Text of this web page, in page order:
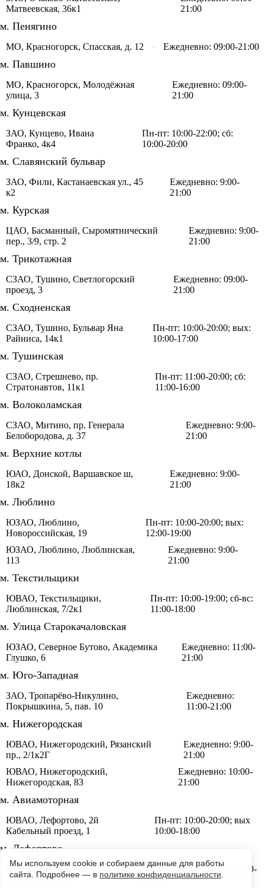
Матвеевская, 36к1
21:00
м. Пенягино
МО, Красногорск, Спасская, д. 12 Ежедневно: 09:00-21:00
м. Павшино
МО, Красногорск, Молодёжная
улица, 3
Ежедневно: 09:00-
21:00
м. Кунцевская
ЗАО, Кунцево, Ивана
Франко, 4к4
Пн-пт: 10:00-22:00; сб:
10:00-20:00
м. Славянский бульвар
ЗАО, Фили, Кастанаевская ул., 45
к2
Ежедневно: 9:00-
21:00
м. Курская
ЦАО, Басманный, Сыромятнический
пер., 3/9, стр. 2
Ежедневно: 9:00-
21:00
м. Трикотажная
СЗАО, Тушино, Светлогорский
проезд, 3
Ежедневно: 09:00-
21:00
м. Сходненская
СЗАО, Тушино, Бульвар Яна
Райниса, 14к1
Пн-пт: 10:00-20:00; вых:
10:00-17:00
м. Тушинская
СЗАО, Стрешнево, пр.
Стратонавтов, 11к1
Пн-пт: 11:00-20:00; сб:
11:00-16:00
м. Волоколамская
СЗАО, Митино, пр. Генерала
Белобородова, д. 37
Ежедневно: 9:00-
21:00
м. Верхние котлы
ЮАО, Донской, Варшавское ш,
18к2
Ежедневно: 9:00-
21:00
м. Люблино
ЮЗАО, Люблино,
Новороссийская, 19
Пн-пт: 10:00-20:00; вых:
12:00-19:00
ЮЗАО, Люблино, Люблинская,
113
Ежедневно: 9:00-
21:00
м. Текстильщики
ЮВАО, Текстильщики,
Люблинская, 7/2к1
Пн-пт: 10:00-19:00; сб-вс:
11:00-18:00
м. Улица Старокачаловская
ЮЗАО, Северное Бутово, Академика
Глушко, 6
Ежедневно: 11:00-
21:00
м. Юго-Западная
ЗАО, Тропарёво-Никулино,
Покрышкина, 5, пав. 10
Ежедневно:
11:00-21:00
м. Нижегородская
ЮВАО, Нижегородский, Рязанский
пр., 2/1к2Г
Ежедневно: 9:00-
21:00
ЮВАО, Нижегородский,
Нижегородская, 83
Ежедневно: 10:00-
21:00
м. Авиамоторная
ЮВАО, Лефортово, 2й
Кабельный проезд, 1
Пн-пт: 10:00-20:00; вых
10:00-18:00
м. Лефортово
ВАО, Лефортово,
Сторожевая, 29
Пн-пт: 8:00-22:00; вых: 9:00-
22:00
Мы используем cookie и собираем данные для работы
сайта. Подробнее — в политике конфиденциальности